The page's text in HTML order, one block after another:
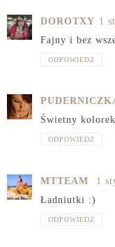
DOROTXY 1
Fajny i bez
ODPOWIEDZ
Świetny
ODPOWIEDZ
MTTEAM
1
Ładniutki :)
ODPOWIEDZ